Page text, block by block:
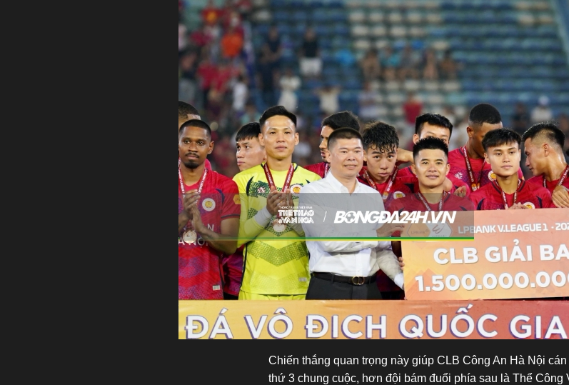
Chiến thắng quan trọng này giúp CLB Công An Hà Nội
thứ 3 chung cuộc, hơn đội bám đuổi phía sau là Thể Công